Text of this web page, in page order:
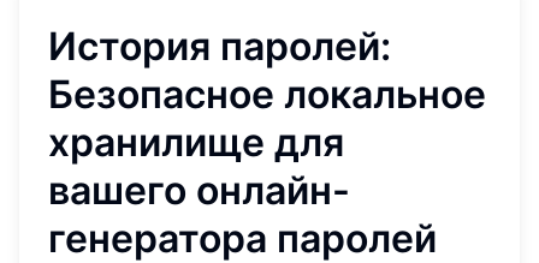
История паролей:
Безопасное локальное
хранилище для
вашего онлайн-
генератора паролей